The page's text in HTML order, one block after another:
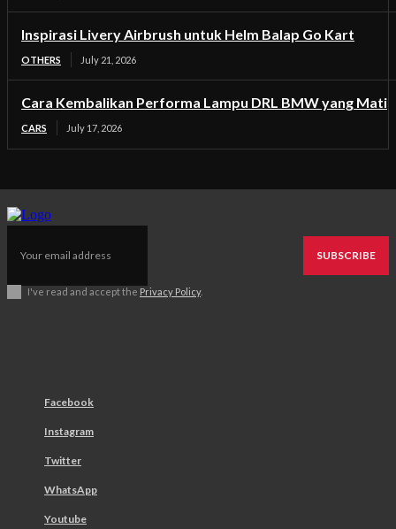
Inspirasi Livery Airbrush untuk Helm Balap Go Kart
OTHERS July 21, 2026
Cara Kembalikan Performa Lampu DRL BMW yang Mati
CARS July 17, 2026
SUBSCRIBE
I've read and accept the Privacy Policy.
Facebook
Instagram
Twitter
WhatsApp
Youtube